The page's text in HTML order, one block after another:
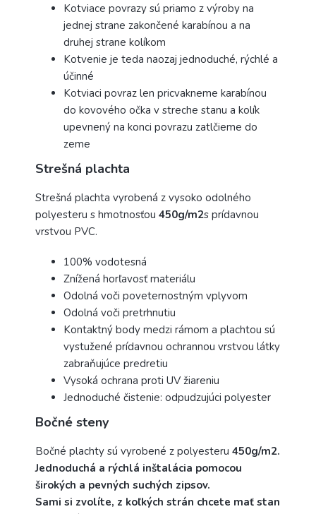
Kotviace povrazy sú priamo z výroby na
jednej strane zakončené karabínou a na
druhej strane kolíkom
Kotvenie je teda naozaj jednoduché, rýchlé a
účinné
Kotviaci povraz len pricvakneme karabínou
do kovového očka v streche stanu a kolík
upevnený na konci povrazu zatlčieme do
zeme
Strešná plachta
Strešná plachta vyrobená z vysoko odolného
polyesteru s hmotnosťou 450g/m2s prídavnou
vrstvou PVC.
100% vodotesná
Znížená horľavosť materiálu
Odolná voči poveternostným vplyvom
Odolná voči pretrhnutiu
Kontaktný body medzi rámom a plachtou sú
vystužené prídavnou ochrannou vrstvou látky
zabraňujúce predretiu
Vysoká ochrana proti UV žiareniu
Jednoduché čistenie: odpudzujúci polyester
Bočné steny
Bočné plachty sú vyrobené z polyesteru 450g/m2.
Jednoduchá a rýchlá inštalácia pomocou
širokých a pevných suchých zipsov.
Sami si zvolíte, z koľkých strán chcete mať stan